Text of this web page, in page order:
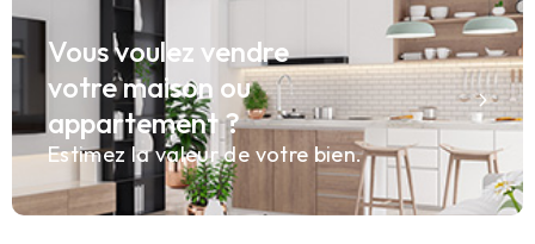
Vous voulez vendre
votre maison ou
appartement ?
Estimez la valeur de votre bien.